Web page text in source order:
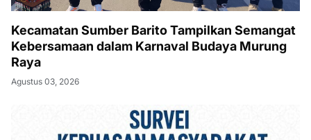
Kecamatan Sumber Barito Tampilkan Semangat
Kebersamaan dalam Karnaval Budaya Murung
Raya
Agustus 03, 2026